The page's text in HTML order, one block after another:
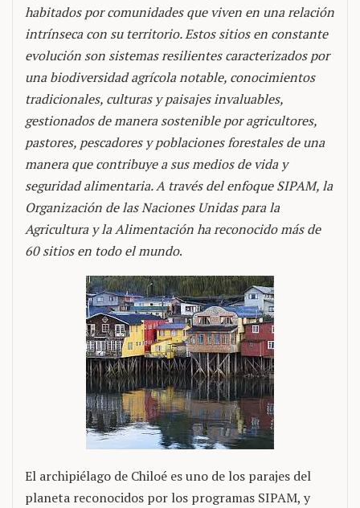
habitados por comunidades que viven en una relación
intrínseca con su territorio. Estos sitios en constante
evolución son sistemas resilientes caracterizados por
una biodiversidad agrícola notable, conocimientos
tradicionales, culturas y paisajes invaluables,
gestionados de manera sostenible por agricultores,
pastores, pescadores y poblaciones forestales de una
manera que contribuye a sus medios de vida y
seguridad alimentaria. A través del enfoque SIPAM, la
Organización de las Naciones Unidas para la
Agricultura y la Alimentación ha reconocido más de
60 sitios en todo el mundo.
El archipiélago de Chiloé es uno de los parajes del
planeta reconocidos por los programas SIPAM, y